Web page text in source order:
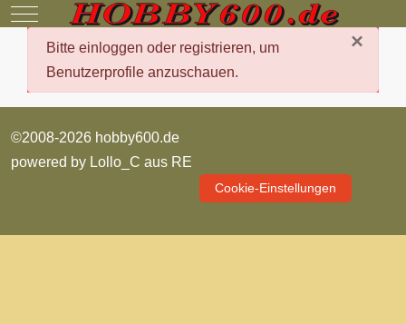
Mobile Menu Toggle
×
danger
Bitte einloggen oder registrieren, um
Benutzerprofile anzuschauen.
©2008-2026 hobby600.de
powered by Lollo_C aus RE
Cookie-Einstellungen